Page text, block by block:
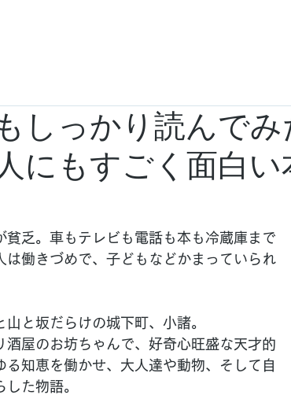
しっかり読んで
にもすごく面白
貧乏。車もテレビも電話も本も冷蔵庫まで
は働きづめで、子どもなどかまっていられ
と坂だらけの城下町、小諸。
酒屋のお坊ちゃんで、好奇心旺盛な天才的
る知恵を働かせ、大人達や動物、そして自
た物語。